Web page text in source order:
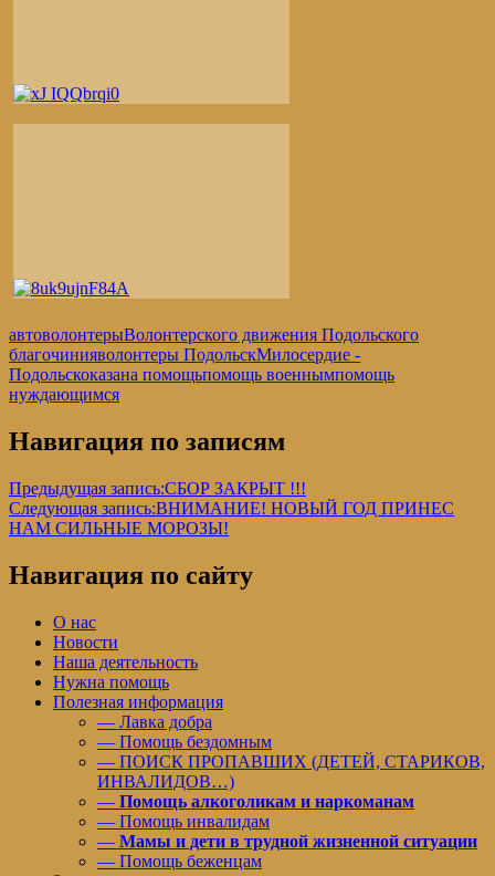
автоволонтерыВолонтерского движения Подольского
благочинияволонтеры ПодольскМилосердие -
Подольскоказана помощьпомощь военнымпомощь
нуждающимся
Навигация по записям
Предыдущая запись:СБОР ЗАКРЫТ !!!
Следующая запись:ВНИМАНИЕ! НОВЫЙ ГОД ПРИНЕС
НАМ СИЛЬНЫЕ МОРОЗЫ!
Навигация по сайту
О нас
Новости
Наша деятельность
Нужна помощь
Полезная информация
— Лавка добра
— Помощь бездомным
— ПОИСК ПРОПАВШИХ (ДЕТЕЙ, СТАРИКОВ,
ИНВАЛИДОВ…)
— Помощь алкоголикам и наркоманам
— Помощь инвалидам
— Мамы и дети в трудной жизненной ситуации
— Помощь беженцам